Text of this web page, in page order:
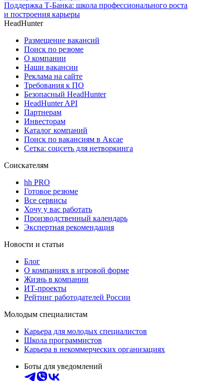
Поддержка Т-Банка: школа профессионального роста
и построения карьеры
HeadHunter
Размещение вакансий
Поиск по резюме
О компании
Наши вакансии
Реклама на сайте
Требования к ПО
Безопасный HeadHunter
HeadHunter API
Партнерам
Инвесторам
Каталог компаний
Поиск по вакансиям в Аксае
Сетка: соцсеть для нетворкинга
Соискателям
hh PRO
Готовое резюме
Все сервисы
Хочу у вас работать
Производственный календарь
Экспертная рекомендация
Новости и статьи
Блог
О компаниях в игровой форме
Жизнь в компании
ИТ-проекты
Рейтинг работодателей России
Молодым специалистам
Карьера для молодых специалистов
Школа программистов
Карьера в некоммерческих организациях
Боты для уведомлений